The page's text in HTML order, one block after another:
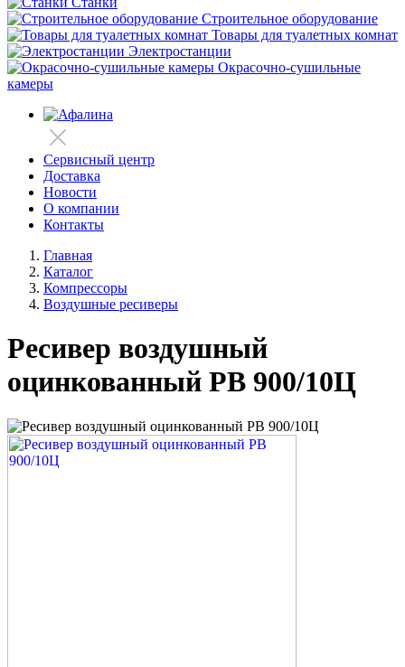
Строительное оборудование
Товары для туалетных комнат
Электростанции
Окрасочно-сушильные
камеры
Сервисный центр
Доставка
Новости
О компании
Контакты
Главная
Каталог
Компрессоры
Воздушные ресиверы
Ресивер воздушный
оцинкованный РВ 900/10Ц